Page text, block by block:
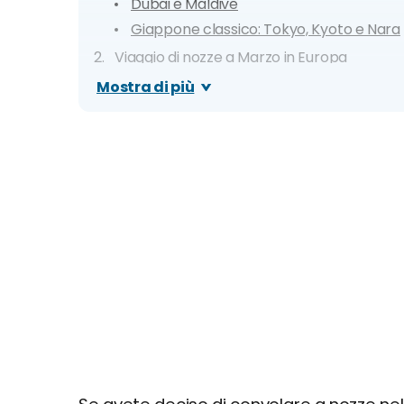
Giappone classico: Tokyo, Kyoto e Nara
Viaggio di nozze a Marzo in Europa
Capitali del Nord
Mostra di più